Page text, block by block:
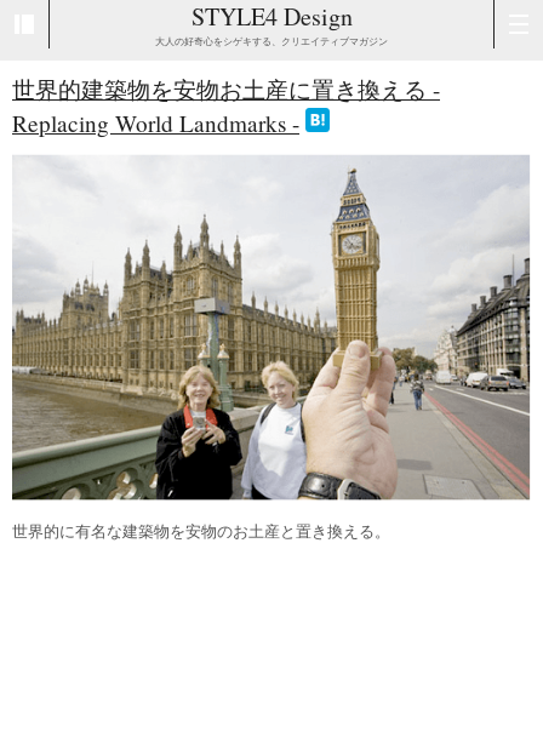
STYLE4 Design
大人の好奇心をシゲキする、クリエイティブマガジン
世界的建築物を安物お土産に置き換える -
Replacing World Landmarks -
世界的に有名な建築物を安物のお土産と置き換える。